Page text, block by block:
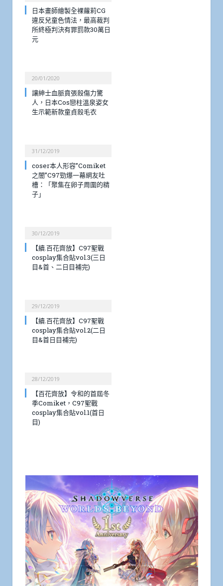
日本畫師繪製全裸蘿莉CG
違反兒童色情法，最高裁判
所終極判決有罪罰款30萬日
元
20/01/2020
讓紳士血脈賁張殺傷力驚
人，日本Cos戀柱溫泉姿女
生示範新款童貞殺毛衣
31/12/2019
coser本人形容”Comiket
之闇”C97勁爆一幕網友吐
槽：「聚集在卵子周圍的精
子」
30/12/2019
【續.百花齊放】C97聖戰
cosplay集合貼vol.3(三日
目&首、二日目補完)
29/12/2019
【續.百花齊放】C97聖戰
cosplay集合貼vol.2(二日
目&首日目補完)
28/12/2019
【百花齊放】令和的首屆冬
季Comiket，C97聖戰
cosplay集合貼vol.1(首日
目)